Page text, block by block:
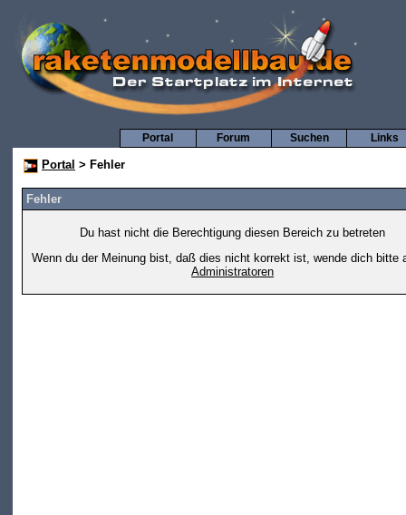
Links
Suchen
Forum
Portal
Portal > Fehler
Fehler
Du hast nicht die Berechtigung diesen Bereich zu betreten
Wenn du der Meinung bist, daß dies nicht korrekt ist, wende dich bitte
Administratoren